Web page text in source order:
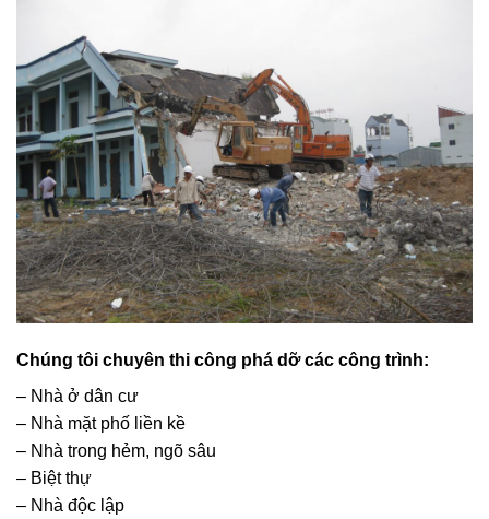
Chúng tôi chuyên thi công phá dỡ các công trình:
– Nhà ở dân cư
– Nhà mặt phố liền kề
– Nhà trong hẻm, ngõ sâu
– Biệt thự
– Nhà độc lập